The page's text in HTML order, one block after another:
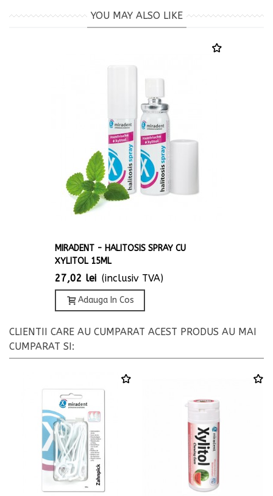
YOU MAY ALSO LIKE
MIRADENT - HALITOSIS SPRAY CU
XYLITOL 15ML
27,02 lei (inclusiv TVA)
Adauga In Cos
CLIENTII CARE AU CUMPARAT ACEST PRODUS AU MAI
CUMPARAT SI: